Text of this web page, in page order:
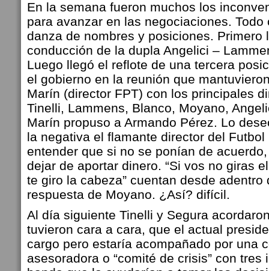
En la semana fueron muchos los
para avanzar en las negociaciones. Todo
danza de nombres y posiciones. Primero
conducción de la dupla Angelici –
Luego llegó el reflote de una tercera
el gobierno en la reunión que
Marín (director FPT) con los principales
Tinelli, Lammens, Blanco, Moyano,
Marín propuso a Armando Pérez. Lo
la negativa el flamante director del Futbol
entender que si no se ponían de
dejar de aportar dinero. “Si vos no giras
te giro la cabeza” cuentan desde adentro
respuesta de Moyano. ¿Así? difícil.
Al día siguiente Tinelli y Segura
tuvieron cara a cara, que el actual
cargo pero estaría acompañado por una
asesoradora o “comité de crisis” con tres